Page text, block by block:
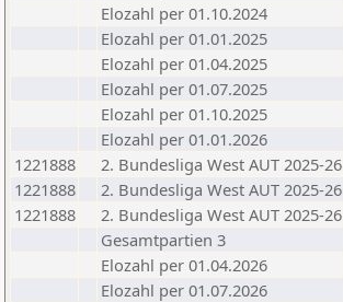
Elozahl per 01.10.2024
Elozahl per 01.01.2025
Elozahl per 01.04.2025
Elozahl per 01.07.2025
Elozahl per 01.10.2025
Elozahl per 01.01.2026
1221888
2. Bundesliga West AUT 2025-26
1221888
2. Bundesliga West AUT 2025-26
1221888
2. Bundesliga West AUT 2025-26
Gesamtpartien 3
Elozahl per 01.04.2026
Elozahl per 01.07.2026